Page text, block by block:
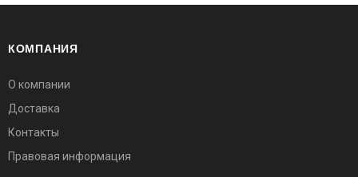
КОМПАНИЯ
О компании
Доставка
Контакты
Правовая информация